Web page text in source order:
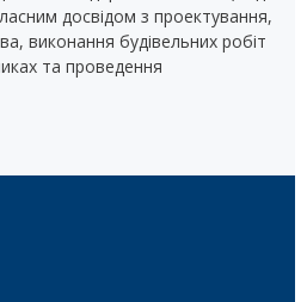
досвідом з проектування,
виконання будівельних робіт
та проведення